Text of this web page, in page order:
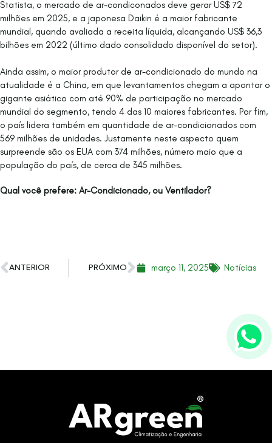
Statista, o mercado de ar-condiconados deve gerar US$ 72
milhões em 2025, e a japonesa Daikin é a maior fabricante
mundial, quando avaliada a receita líquida, alcançando US$ 36,3
bilhões em 2022 (último dado consolidado disponível do setor).
Ainda assim, o maior produtor de ar-condicionado do mundo na
atualidade é a China, em que levantamentos chegam a apontar o
gigante asiático com até 90% de participação no mercado
mundial do segmento, tendo 4 das 10 maiores fabricantes. Por fim,
o país lidera também em quantidade de ar-condicionados com
569 milhões de unidades. Justamente neste aspecto quem
surpreende são os EUA com 374 milhões, número maio que a
população do país, de cerca de 345 milhões.
Qual você prefere: Ar-Condicionado, ou Ventilador?
ANTERIOR PRÓXIMO março 11, 2025 Notícias